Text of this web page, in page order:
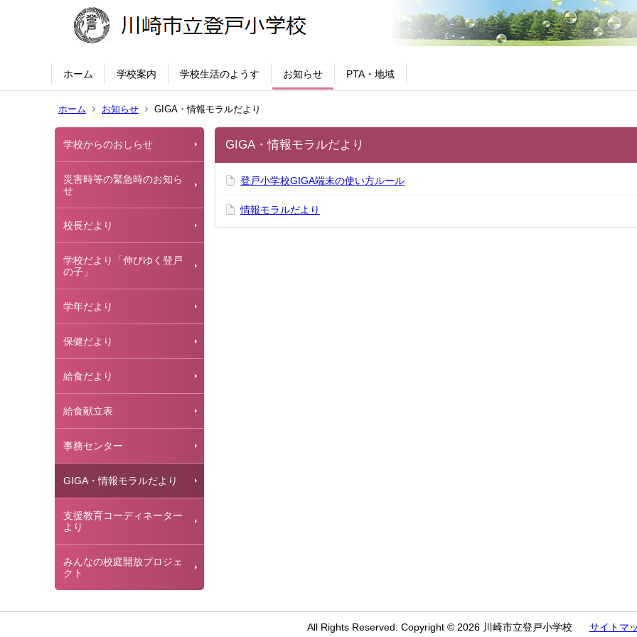
ホーム 学校案内 学校生活のようす お知らせ PTA・地域
ホーム お知らせ GIGA・情報モラルだより
学校からのおしらせ
災害時等の緊急時のお知ら
せ
校長だより
学校だより「伸びゆく登戸
の子」
学年だより
保健だより
給食だより
給食献立表
事務センター
GIGA・情報モラルだより
支援教育コーディネーター
より
みんなの校庭開放プロジェ
クト
GIGA・情報モラルだより
登戸小学校GIGA端末の使い方ルール
情報モラルだより
All Rights Reserved. Copyright © 2026 川崎市立登戸小学校 サイトマ